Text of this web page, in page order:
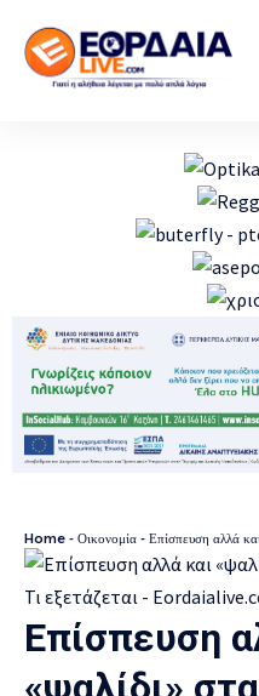
Home - Οικονομία - Επίσπευση αλλά και
Επίσπευση